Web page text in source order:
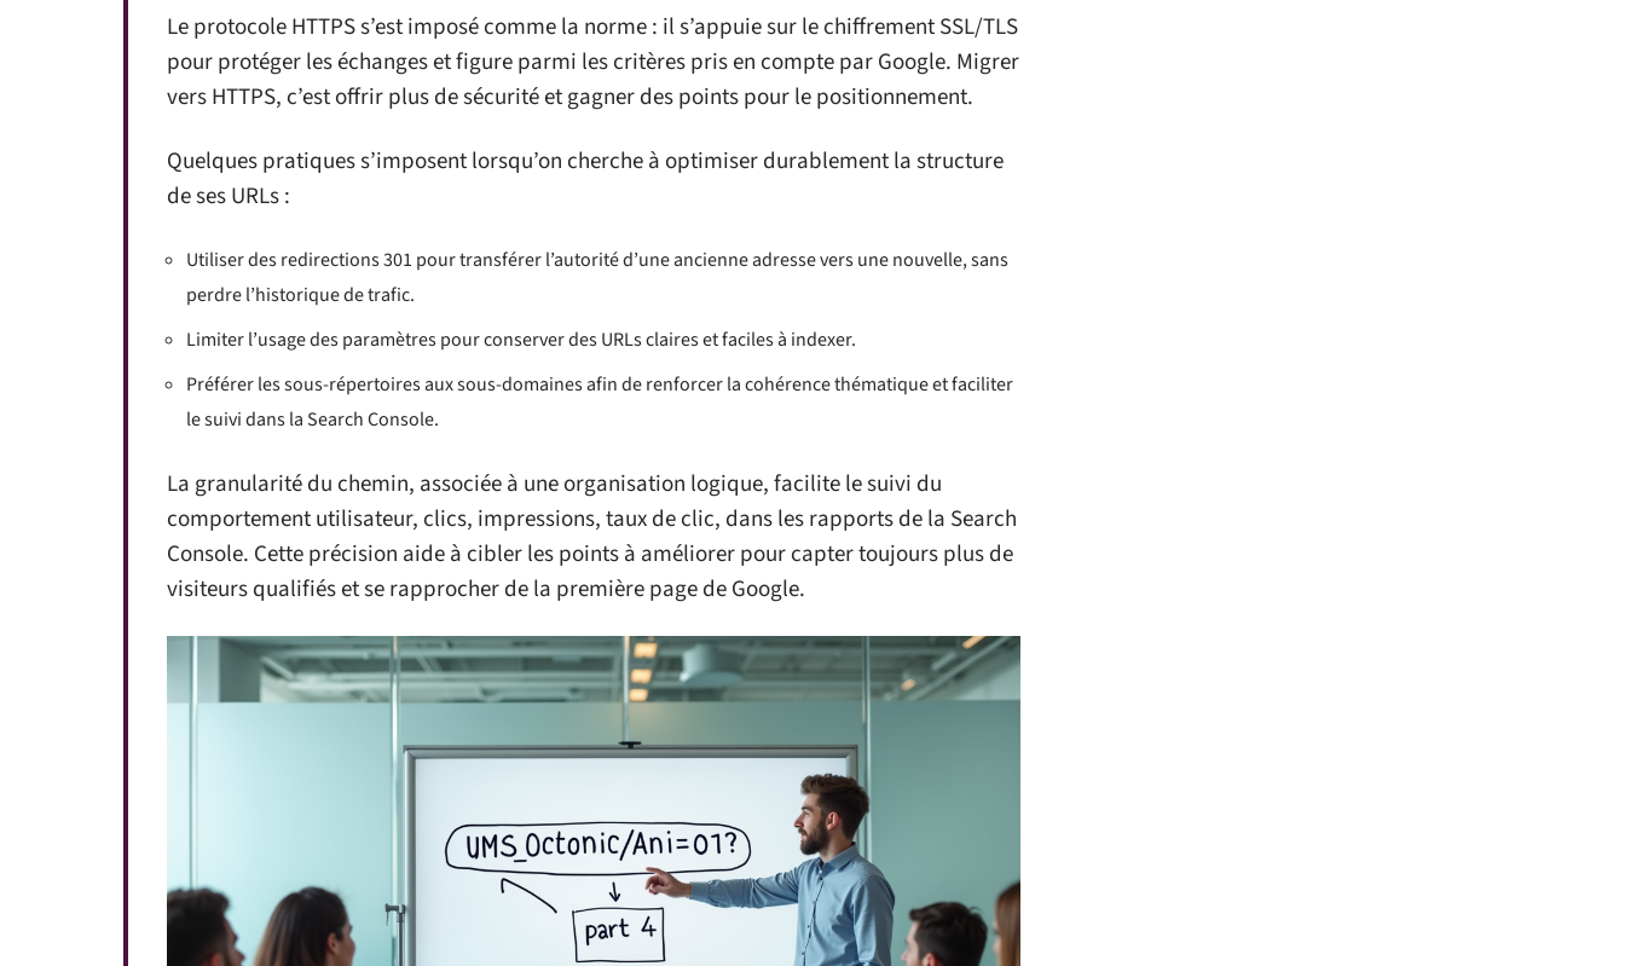
Le protocole HTTPS s’est imposé comme la norme : il s’appuie sur le chiffrement SSL/TLS
pour protéger les échanges et figure parmi les critères pris en compte par Google. Migrer
vers HTTPS, c’est offrir plus de sécurité et gagner des points pour le positionnement.
Quelques pratiques s’imposent lorsqu’on cherche à optimiser durablement la structure
de ses URLs :
Utiliser des redirections 301 pour transférer l’autorité d’une ancienne adresse vers une nouvelle, sans
perdre l’historique de trafic.
Limiter l’usage des paramètres pour conserver des URLs claires et faciles à indexer.
Préférer les sous-répertoires aux sous-domaines afin de renforcer la cohérence thématique et faciliter
le suivi dans la Search Console.
La granularité du chemin, associée à une organisation logique, facilite le suivi du
comportement utilisateur, clics, impressions, taux de clic, dans les rapports de la Search
Console. Cette précision aide à cibler les points à améliorer pour capter toujours plus de
visiteurs qualifiés et se rapprocher de la première page de Google.